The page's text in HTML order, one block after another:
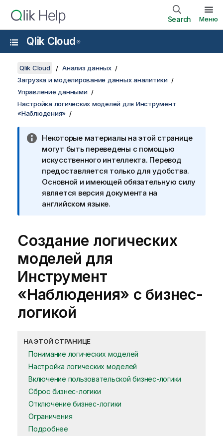
Search Меню
Qlik Cloud ®
Qlik Cloud
Анализ данных
Загрузка и моделирование данных аналитики
Управление данными
Настройка логических моделей для Инструмент
«Наблюдения»
Некоторые материалы на этой странице
могут быть переведены с помощью
искусственного интеллекта. Перевод
предоставляется только для удобства.
Основной и имеющей обязательную силу
является версия документа на
английском языке.
Создание логических
моделей для
Инструмент
«Наблюдения» с бизнес-
логикой
НА ЭТОЙ СТРАНИЦЕ
Понимание логических моделей
Настройка логических моделей
Включение пользовательской бизнес-логики
Сброс бизнес-логики
Отключение бизнес-логики
Ограничения
Подробнее